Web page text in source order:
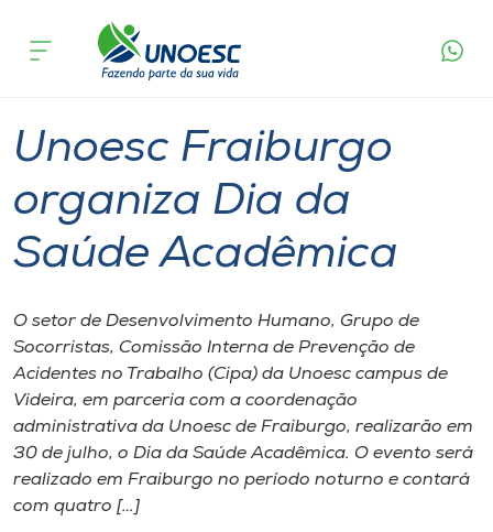
Cursos
Atendimento ao Estudante
Portal de Ensino
A
Unoesc
Internacionalização
acontece
Unoesc Fraiburgo
organiza Dia da
Saúde Acadêmica
O setor de Desenvolvimento Humano, Grupo de
Socorristas, Comissão Interna de Prevenção de
Acidentes no Trabalho (Cipa) da Unoesc campus de
Videira, em parceria com a coordenação
administrativa da Unoesc de Fraiburgo, realizarão em
30 de julho, o Dia da Saúde Acadêmica. O evento será
realizado em Fraiburgo no período noturno e contará
com quatro […]